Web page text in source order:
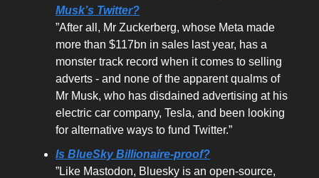
Musk’s Twitter?
”After all, Mr Zuckerberg, whose Meta made
more than $117bn in sales last year, has a
monster track record when it comes to selling
adverts - and none of the apparent qualms of
Mr Musk, who has disdained advertising at his
electric car company, Tesla, and been looking
for alternative ways to fund Twitter.”
Is BlueSky Billionaire-proof?
”Like Mastodon, Bluesky is an open-source,